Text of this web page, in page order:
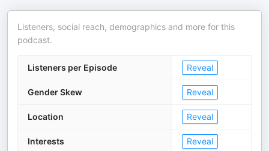
Listeners, social reach, demographics and more for this
podcast.
Listeners per Episode Reveal
Gender Skew Reveal
Location Reveal
Interests Reveal